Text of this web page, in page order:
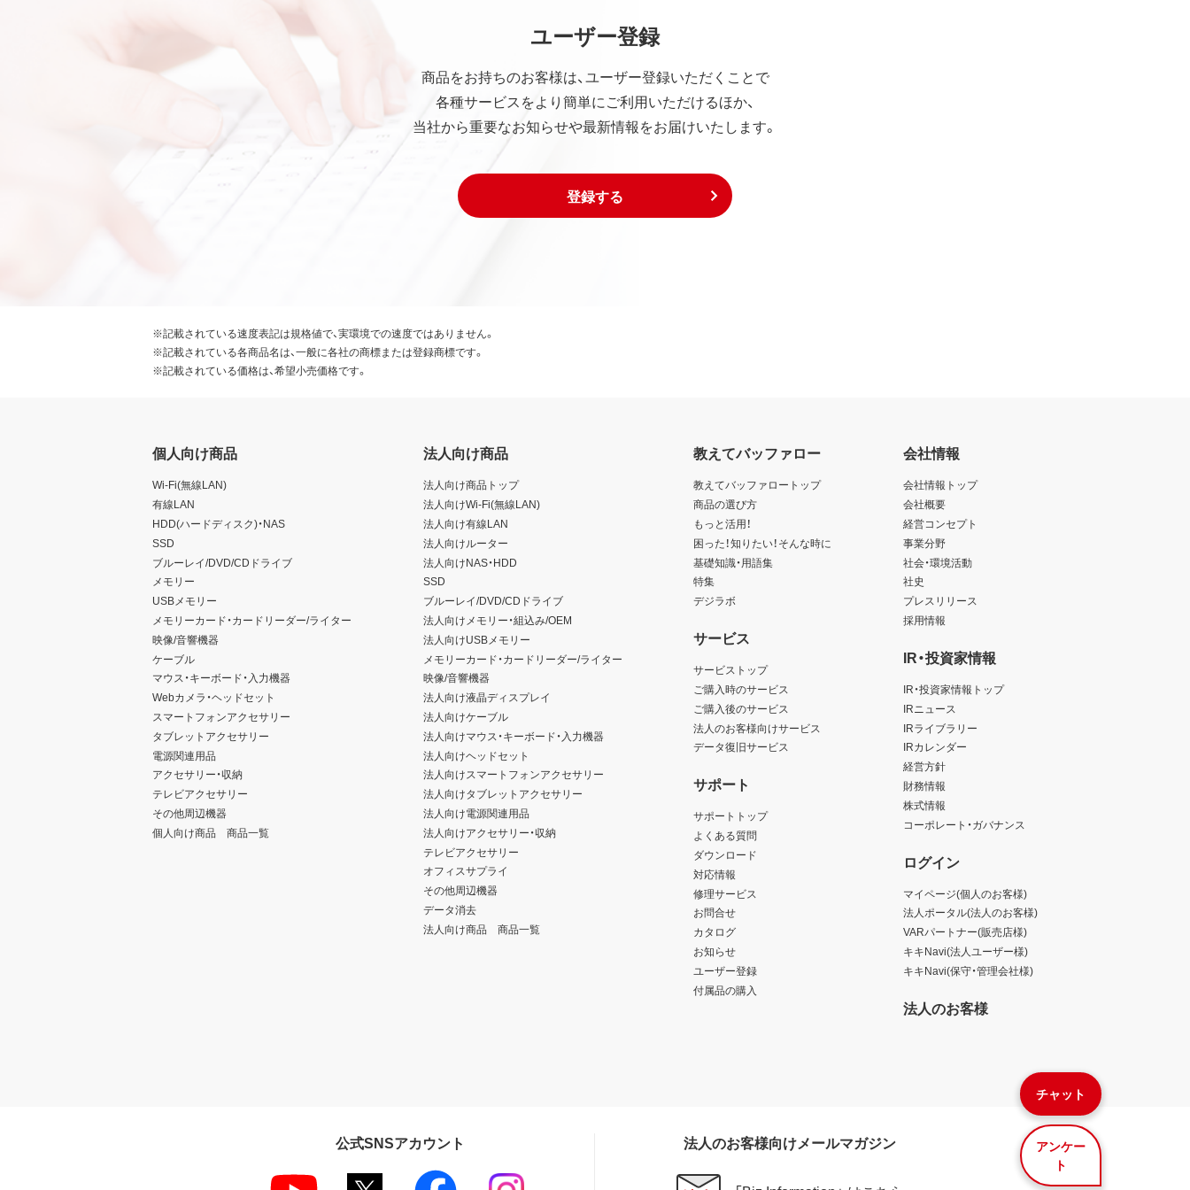
ユーザー登録
商品をお持ちのお客様は、ユーザー登録いただくことで
各種サービスをより簡単にご利用いただけるほか、
当社から重要なお知らせや最新情報をお届けいたします。
登録する
チャット
アンケー
ト
※記載されている速度表記は規格値で、実環境での速度ではありません。
※記載されている各商品名は、一般に各社の商標または登録商標です。
※記載されている価格は、希望小売価格です。
個人向け商品
Wi-Fi(無線LAN)
有線LAN
HDD(ハードディスク)・NAS
SSD
ブルーレイ/DVD/CDドライブ
メモリー
USBメモリー
メモリーカード・カードリーダー/ライター
映像/音響機器
ケーブル
マウス・キーボード・入力機器
Webカメラ・ヘッドセット
スマートフォンアクセサリー
タブレットアクセサリー
電源関連用品
アクセサリー・収納
テレビアクセサリー
その他周辺機器
個人向け商品 商品一覧
法人向け商品
法人向け商品トップ
法人向けWi-Fi(無線LAN)
法人向け有線LAN
法人向けルーター
法人向けNAS・HDD
SSD
ブルーレイ/DVD/CDドライブ
法人向けメモリー・組込み/OEM
法人向けUSBメモリー
メモリーカード・カードリーダー/ライター
映像/音響機器
法人向け液晶ディスプレイ
法人向けケーブル
法人向けマウス・キーボード・入力機器
法人向けヘッドセット
法人向けスマートフォンアクセサリー
法人向けタブレットアクセサリー
法人向け電源関連用品
法人向けアクセサリー・収納
テレビアクセサリー
オフィスサプライ
その他周辺機器
データ消去
法人向け商品 商品一覧
教えてバッファロー
教えてバッファロートップ
商品の選び方
もっと活用！
困った！知りたい！そんな時に
基礎知識・用語集
特集
デジラボ
サービス
サービストップ
ご購入時のサービス
ご購入後のサービス
法人のお客様向けサービス
データ復旧サービス
サポート
サポートトップ
よくある質問
ダウンロード
対応情報
修理サービス
お問合せ
カタログ
お知らせ
ユーザー登録
付属品の購入
会社情報
会社情報トップ
会社概要
経営コンセプト
事業分野
社会・環境活動
社史
プレスリリース
採用情報
IR・投資家情報
IR・投資家情報トップ
IRニュース
IRライブラリー
IRカレンダー
経営方針
財務情報
株式情報
コーポレート・ガバナンス
ログイン
マイページ(個人のお客様)
法人ポータル(法人のお客様)
VARパートナー(販売店様)
キキNavi(法人ユーザー様)
キキNavi(保守・管理会社様)
法人のお客様
公式SNSアカウント 法人のお客様向けメールマガジン